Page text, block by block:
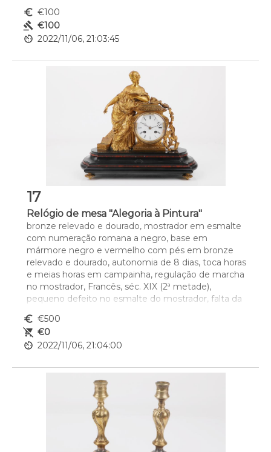
euro_symbol €100
gavel €100
av_timer 2022/11/06, 21:03:45
17
Relógio de mesa "Alegoria à Pintura"
bronze relevado e dourado, mostrador em esmalte
com numeração romana a negro, base em
mármore negro e vermelho com pés em bronze
relevado e dourado, autonomia de 8 dias, toca horas
e meias horas em campainha, regulação de marcha
no mostrador, Francês, séc. XIX (2ª metade),
pequeno defeito no esmalte do mostrador, falta da
revisão, falta da chave
Dim. - 36 x 41 x 15,5 cm
euro_symbol €500
remove_shopping_cart €0
av_timer 2022/11/06, 21:04:00